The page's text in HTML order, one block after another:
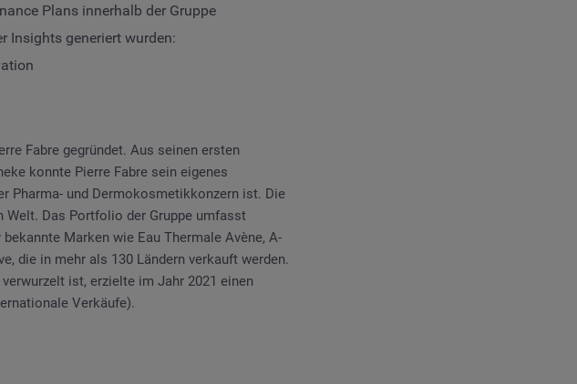
Plans innerhalb der Gruppe
Insights generiert wurden:
Fabre gegründet. Aus seinen ersten
konnte Pierre Fabre sein eigenes
Pharma- und Dermokosmetikkonzern ist. Die
Welt. Das Portfolio der Gruppe umfasst
Marken wie Eau Thermale Avène, A-
die in mehr als 130 Ländern verkauft werden.
ist, erzielte im Jahr 2021 einen
Verkäufe).